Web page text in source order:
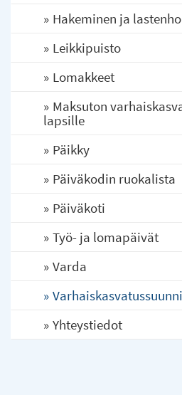
Hakeminen ja
Leikkipuisto
Lomakkeet
Maksuton
lapsille
Päikky
Päiväkodin ruokalista
Päiväkoti
Työ- ja lomapäivät
Varda
Yhteystiedot